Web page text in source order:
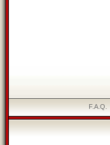
F.A.Q.